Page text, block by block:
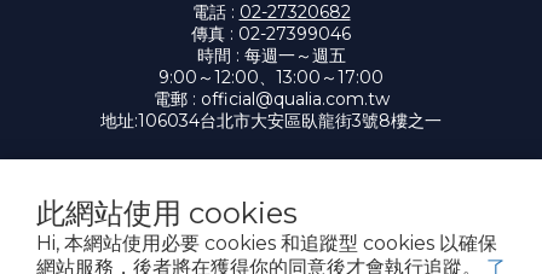
此網站使用 cookies
Hi, 本網站使用必要 cookies 和追蹤型 cookies 以確保
網站服務，後者將在獲得你的同意後才會執行追蹤。 了
電話 : 02-27320682
傳真 : 02-27399046
時間 : 每週一～週五
9:00～12:00、13:00～17:00
電郵 : official@qualia.com.tw
地址:106034台北市大安區臥龍街3號8樓之一
提醒您，我們不會以電話或簡訊方式通知變更付款方式。